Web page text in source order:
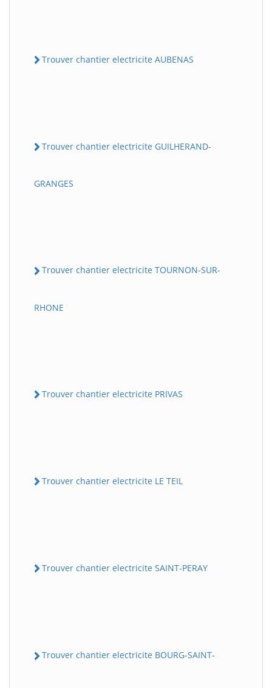
Trouver chantier electricite AUBENAS
Trouver chantier electricite GUILHERAND-
GRANGES
Trouver chantier electricite TOURNON-SUR-
RHONE
Trouver chantier electricite PRIVAS
Trouver chantier electricite LE TEIL
Trouver chantier electricite SAINT-PERAY
Trouver chantier electricite BOURG-SAINT-